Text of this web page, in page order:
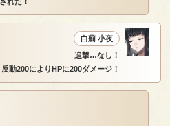
白薊 小夜
追撃…なし！
反動200によりHPに200ダメージ！